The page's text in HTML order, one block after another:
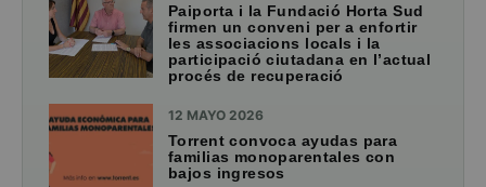
Paiporta i la Fundació Horta Sud
firmen un conveni per a enfortir
les associacions locals i la
participació ciutadana en l’actual
procés de recuperació
12 MAYO 2026
Torrent convoca ayudas para
familias monoparentales con
bajos ingresos